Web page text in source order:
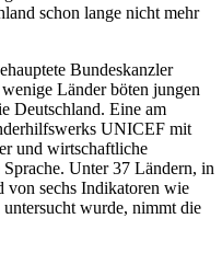
schon lange nicht mehr
Bundeskanzler
Länder böten jungen
Deutschland. Eine am
UNICEF mit
und wirtschaftliche
Unter 37 Ländern, in
von sechs Indikatoren wie
wurde, nimmt die